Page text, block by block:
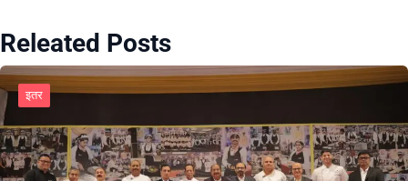
Releated Posts
इतर